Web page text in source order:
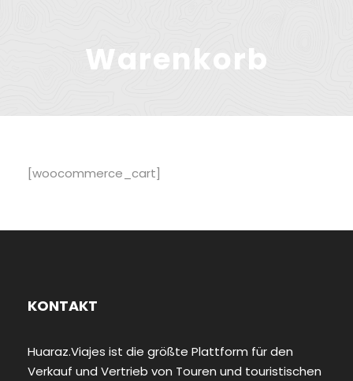
Warenkorb
[woocommerce_cart]
KONTAKT
Huaraz.Viajes ist die größte Plattform für den
Verkauf und Vertrieb von Touren und touristischen